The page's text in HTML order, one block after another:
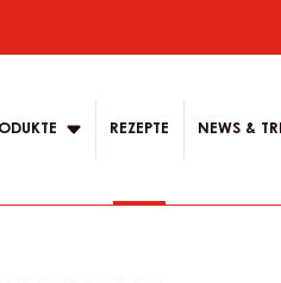
REZEPTE NEWS &